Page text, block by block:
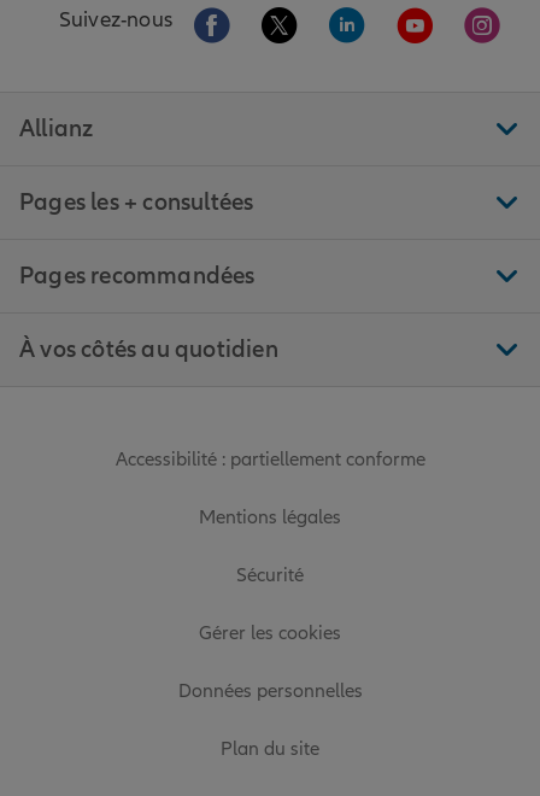
Suivez-nous Aller sur la page Facebook de Allianz
Aller sur la page Twitter de
Aller sur la page
Aller sur la
Aller
Allianz
Pages les + consultées
Pages recommandées
À vos côtés au quotidien
Accessibilité : partiellement conforme
Mentions légales
Sécurité
Gérer les cookies
Données personnelles
Plan du site